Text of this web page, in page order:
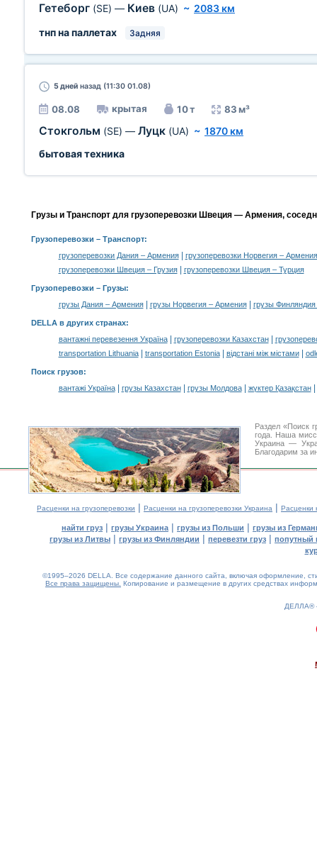
Гетеборг (SE) — Киев (UA) ~ 2083 км
тнп на паллетах
Задняя
5 дней назад (11:30 01.08)
08.08 крытая 10 т 83 м³
Стокгольм (SE) — Луцк (UA) ~ 1870 км
бытовая техника
Грузы и Транспорт для грузоперевозки Швеция — Армения,
Грузоперевозки – Транспорт:
грузоперевозки Дания – Армения|
грузоперевозки Норвегия – Армения
грузоперевозки Швеция – Грузия| грузоперевозки Швеция – Турция
Грузоперевозки – Грузы:
грузы Дания – Армения| грузы Норвегия – Армения| грузы
DELLA в других странах:
вантажні перевезення Україна| грузоперевозки Казахстан|
transportation Lithuania| transportation Estonia| відстані між містами|
Поиск грузов:
вантажі Україна| грузы Казахстан| грузы Молдова| жүктер Қазақстан|
Раздел «Поиск
года. Наша
Украина —
Благодарим за
Расценки на грузоперевозки | Расценки на грузоперевозки Украина | Расценки
найти груз | грузы Украина | грузы из Польши | грузы из
грузы из Литвы | грузы из Финляндии | перевезти груз | попутный
©1995–2026 DELLA. Все содержание данного сайта, включая оформление,
Все права защищены. Копирование и размещение в других средствах